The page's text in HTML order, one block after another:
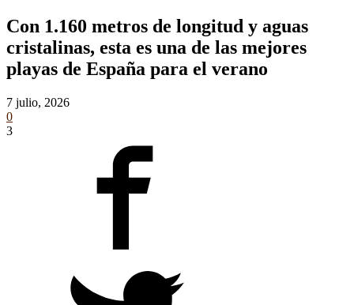
Con 1.160 metros de longitud y aguas
cristalinas, esta es una de las mejores
playas de España para el verano
7 julio, 2026
0
3